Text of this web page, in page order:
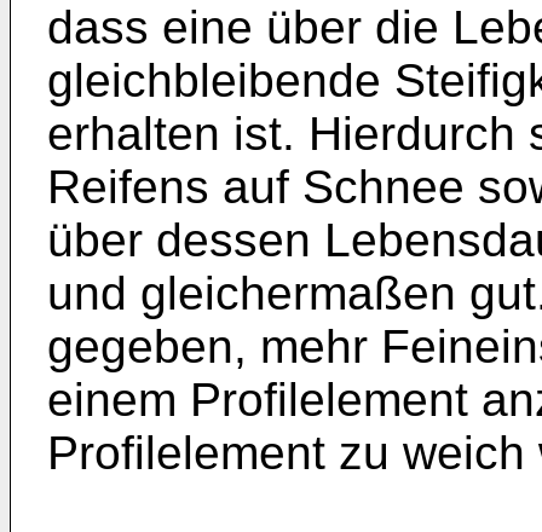
dass eine über die
gleichbleibende
erhalten ist. Hierdurch
Reifens auf Schnee
über dessen
und gleichermaßen
gegeben, mehr
einem Profilelement
Profilelement zu weich